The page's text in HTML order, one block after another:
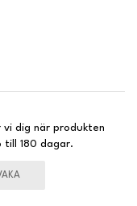
vi dig när produkten
till 180 dagar.